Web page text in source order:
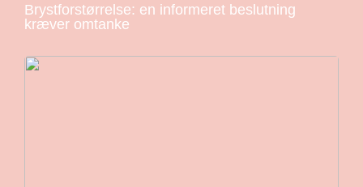
Brystforstørrelse: en informeret beslutning
kræver omtanke